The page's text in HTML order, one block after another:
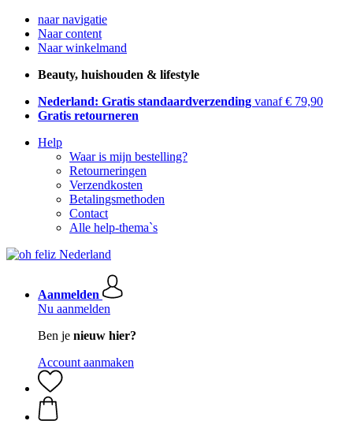
naar navigatie
Naar content
Naar winkelmand
Beauty, huishouden & lifestyle
Nederland: Gratis standaardverzending vanaf € 79,90
Gratis retourneren
Help
Waar is mijn bestelling?
Retourneringen
Verzendkosten
Betalingsmethoden
Contact
Alle help-thema`s
Aanmelden
Nu aanmelden
Ben je nieuw hier?
Account aanmaken